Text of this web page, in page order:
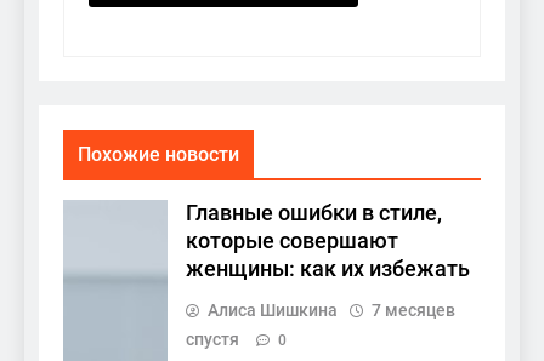
Похожие новости
Главные ошибки в стиле,
которые совершают
женщины: как их избежать
Алиса Шишкина
7 месяцев
спустя
0